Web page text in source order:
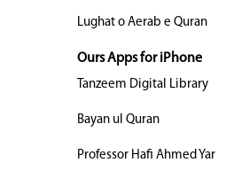
Lughat o Aerab e Quran
Ours Apps for iPhone
Tanzeem Digital Library
Bayan ul Quran
Professor Hafi Ahmed Yar